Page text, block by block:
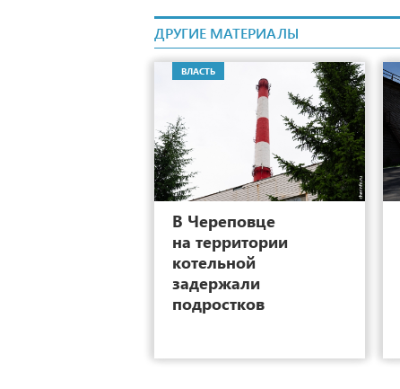
ДРУГИЕ МАТЕРИАЛЫ
ВЛАСТЬ
9
В Череповце
на территории
котельной
задержали
подростков